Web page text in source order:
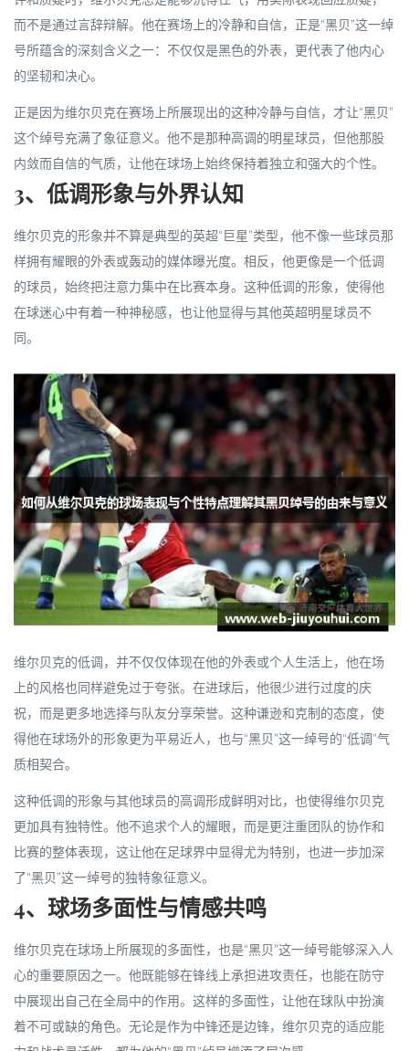
而不是通过言辞辩解。他在赛场上的冷静和自信，正是“黑贝”这一绰
号所蕴含的深刻含义之一：不仅仅是黑色的外表，更代表了他内心
的坚韧和决心。
正是因为维尔贝克在赛场上所展现出的这种冷静与自信，才让“黑贝”
这个绰号充满了象征意义。他不是那种高调的明星球员，但他那股
内敛而自信的气质，让他在球场上始终保持着独立和强大的个性。
3、低调形象与外界认知
维尔贝克的形象并不算是典型的英超“巨星”类型，他不像一些球员那
样拥有耀眼的外表或轰动的媒体曝光度。相反，他更像是一个低调
的球员，始终把注意力集中在比赛本身。这种低调的形象，使得他
在球迷心中有着一种神秘感，也让他显得与其他英超明星球员不
同。
维尔贝克的低调，并不仅仅体现在他的外表或个人生活上，他在场
上的风格也同样避免过于夸张。在进球后，他很少进行过度的庆
祝，而是更多地选择与队友分享荣誉。这种谦逊和克制的态度，使
得他在球场外的形象更为平易近人，也与“黑贝”这一绰号的“低调”气
质相契合。
这种低调的形象与其他球员的高调形成鲜明对比，也使得维尔贝克
更加具有独特性。他不追求个人的耀眼，而是更注重团队的协作和
比赛的整体表现，这让他在足球界中显得尤为特别，也进一步加深
了“黑贝”这一绰号的独特象征意义。
4、球场多面性与情感共鸣
维尔贝克在球场上所展现的多面性，也是“黑贝”这一绰号能够深入人
心的重要原因之一。他既能够在锋线上承担进攻责任，也能在防守
中展现出自己在全局中的作用。这样的多面性，让他在球队中扮演
着不可或缺的角色。无论是作为中锋还是边锋，维尔贝克的适应能